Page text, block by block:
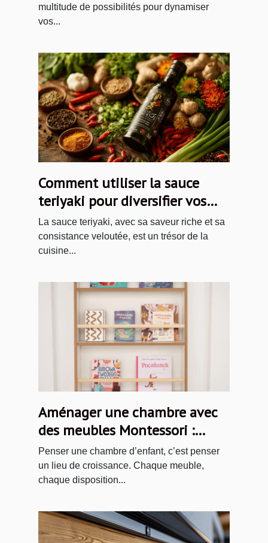
multitude de possibilités pour dynamiser
vos...
Comment utiliser la sauce
teriyaki pour diversifier vos
plats
La sauce teriyaki, avec sa saveur riche et sa
consistance veloutée, est un trésor de la
cuisine...
Aménager une chambre avec
des meubles Montessori :
idées et inspirations
Penser une chambre d’enfant, c’est penser
un lieu de croissance. Chaque meuble,
chaque disposition...